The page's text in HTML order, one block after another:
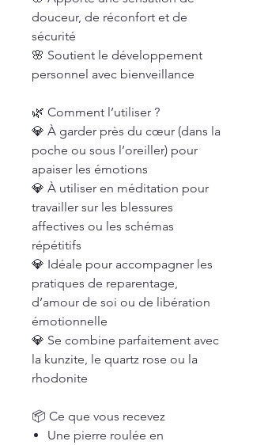
douceur, de réconfort et de
sécurité
🌸 Soutient le développement
personnel avec bienveillance
🌿 Comment l’utiliser ?
💎 À garder près du cœur (dans la
poche ou sous l’oreiller) pour
apaiser les émotions
💎 À utiliser en méditation pour
travailler sur les blessures
affectives ou les schémas
répétitifs
💎 Idéale pour accompagner les
pratiques de reparentage,
d’amour de soi ou de libération
émotionnelle
💎 Se combine parfaitement avec
la kunzite, le quartz rose ou la
rhodonite
📦 Ce que vous recevez
Une pierre roulée en